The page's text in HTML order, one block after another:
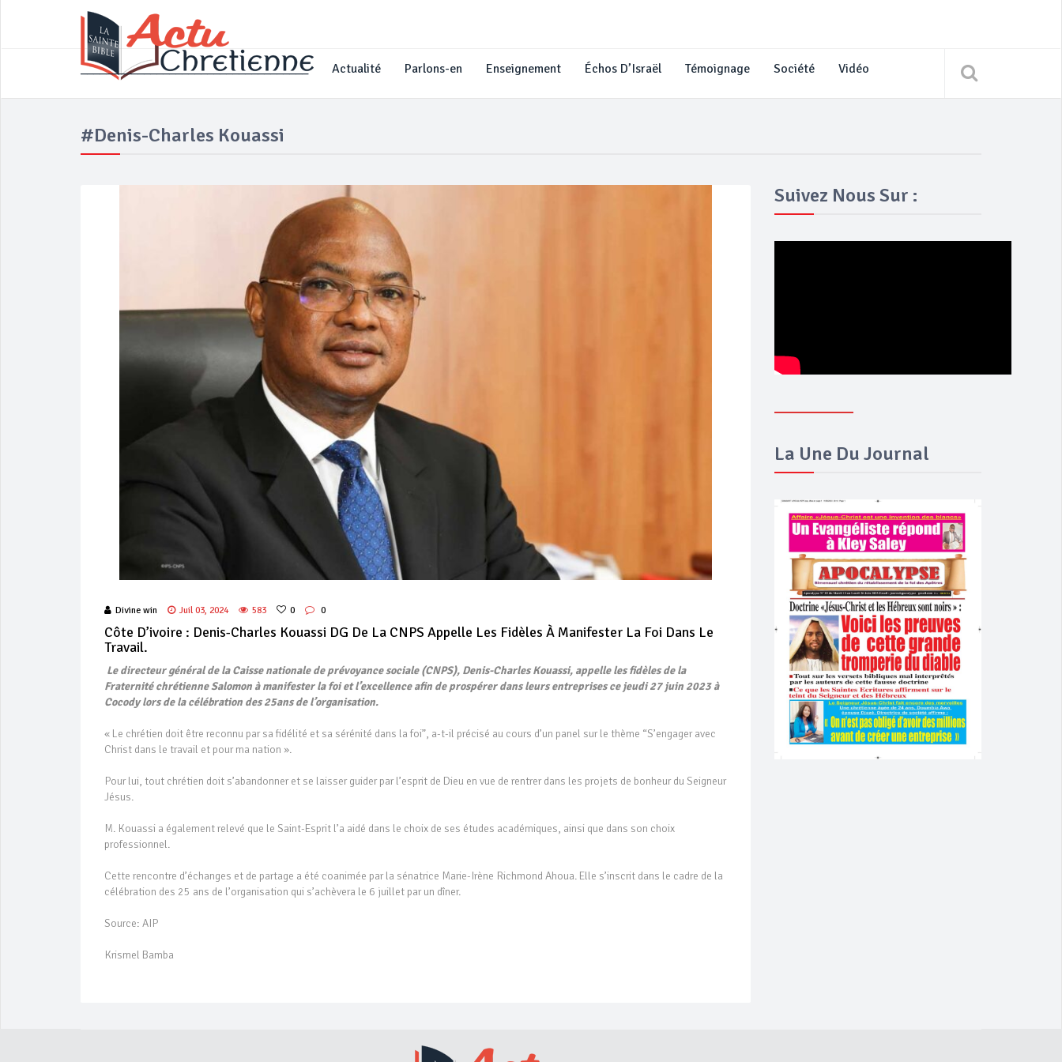
____________________________________ Actualité Parlons-en Enseignement Échos D’Israël Témoignage Société Vidéo
#Denis-Charles Kouassi
Divine win Juil 03, 2024 583 0 0
Côte D’ivoire : Denis-Charles Kouassi DG De La CNPS Appelle Les Fidèles À Manifester La Foi Dans Le
Travail.
Le directeur général de la Caisse nationale de prévoyance sociale (CNPS), Denis-Charles Kouassi, appelle les fidèles de la
Fraternité chrétienne Salomon à manifester la foi et l’excellence afin de prospérer dans leurs entreprises ce jeudi 27 juin 2023 à
Cocody lors de la célébration des 25ans de l’organisation.
« Le chrétien doit être reconnu par sa fidélité et sa sérénité dans la foi”, a-t-il précisé au cours d’un panel sur le thème “S’engager avec
Christ dans le travail et pour ma nation ».
Pour lui, tout chrétien doit s’abandonner et se laisser guider par l’esprit de Dieu en vue de rentrer dans les projets de bonheur du Seigneur
Jésus.
M. Kouassi a également relevé que le Saint-Esprit l’a aidé dans le choix de ses études académiques, ainsi que dans son choix
professionnel.
Cette rencontre d’échanges et de partage a été coanimée par la sénatrice Marie-Irène Richmond Ahoua. Elle s’inscrit dans le cadre de la
célébration des 25 ans de l’organisation qui s’achèvera le 6 juillet par un dîner.
Source: AIP
Krismel Bamba
Suivez Nous Sur :
La Une Du Journal